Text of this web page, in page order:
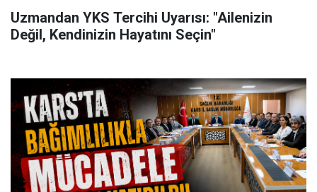
Uzmandan YKS Tercihi Uyarısı: "Ailenizin
Değil, Kendinizin Hayatını Seçin"